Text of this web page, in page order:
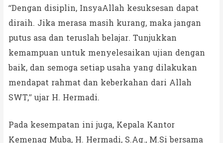
“Dengan disiplin, InsyaAllah kesuksesan dapat
diraih. Jika merasa masih kurang, maka jangan
putus asa dan teruslah belajar. Tunjukkan
kemampuan untuk menyelesaikan ujian dengan
baik, dan semoga setiap usaha yang dilakukan
mendapat rahmat dan keberkahan dari Allah
SWT,” ujar H. Hermadi.
Pada kesempatan ini juga, Kepala Kantor
Kemenag Muba, H. Hermadi, S.Ag., M.Si bersama